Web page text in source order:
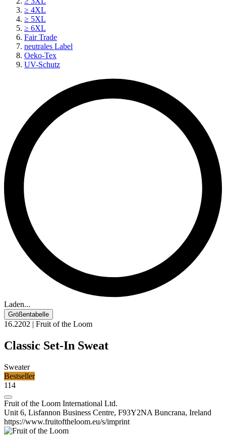
≥ 4XL
≥ 5XL
≥ 6XL
Fair Trade
neutrales Label
Oeko-Tex
UV-Schutz
Laden...
Größentabelle
16.2202 | Fruit of the Loom
Classic Set-In Sweat
Sweater
Bestseller
114
Fruit of the Loom International Ltd.
Unit 6, Lisfannon Business Centre, F93Y2NA Buncrana, Ireland
https://www.fruitoftheloom.eu/s/imprint